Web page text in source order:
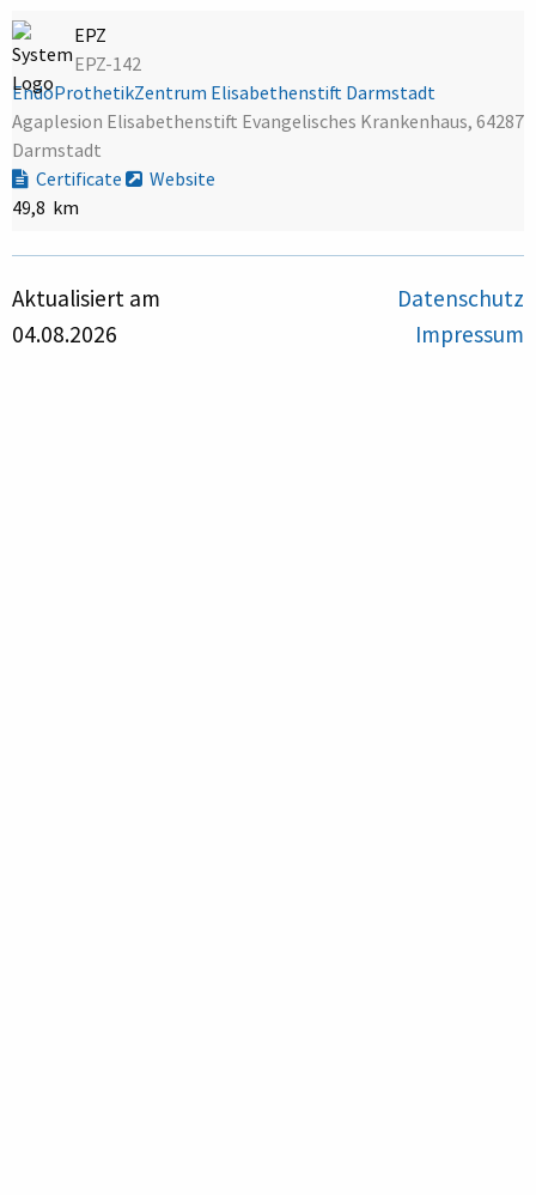
EPZ
EPZ-142
EndoProthetikZentrum Elisabethenstift Darmstadt
Agaplesion Elisabethenstift Evangelisches Krankenhaus, 64287
Darmstadt
Certificate
Website
49,8 km
Aktualisiert am
04.08.2026
Datenschutz
Impressum